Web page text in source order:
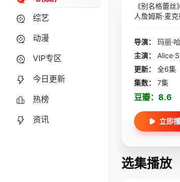
综艺
动漫
VIP专区
今日更新
热榜
资讯
《别名格蕾
人詹姆斯·麦
导演：
玛丽·
主演：
更新：
全6集
集数：
7集
豆瓣： 8.6
立即
选集播放